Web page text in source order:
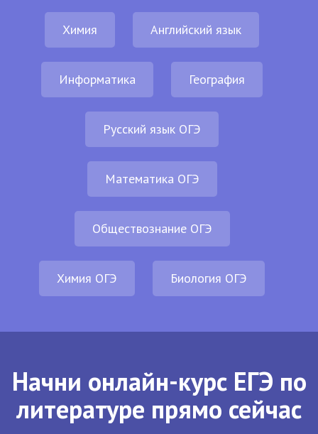
Химия Английский язык
Информатика География
Русский язык ОГЭ
Математика ОГЭ
Обществознание ОГЭ
Химия ОГЭ Биология ОГЭ
Начни онлайн-курс ЕГЭ по
литературе прямо сейчас